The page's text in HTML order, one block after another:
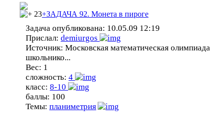
23+ЗАДАЧА 92. Монета в пироге
Задача опубликована: 10.05.09 12:19
Прислал: demiurgos
Источник: Московская математическая олимпиада
школьнико...
Вес: 1
сложность: 4
класс: 8-10
баллы: 100
Темы: планиметрия